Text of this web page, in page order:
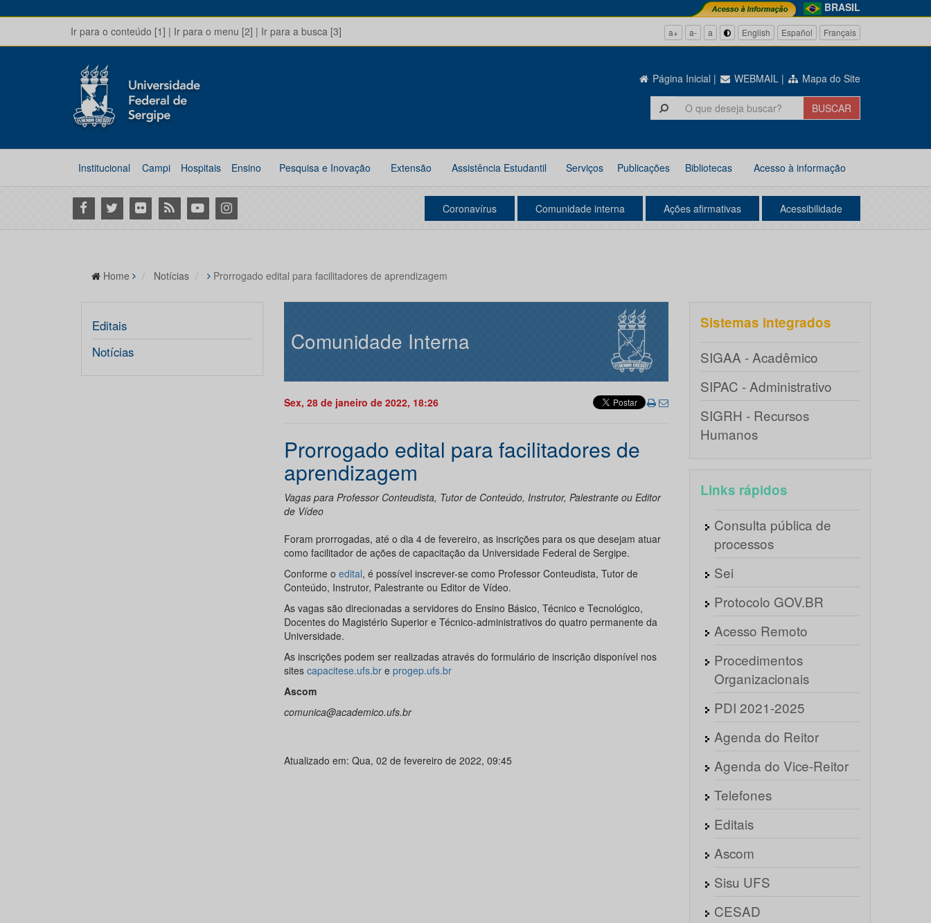
BRASIL
Ir para o conteúdo [1] | Ir para o menu [2] | Ir para a busca [3] a+ a- a English Español Français
Página Inicial | WEBMAIL | Mapa do Site
Institucional Campi Hospitais Ensino Pesquisa e Inovação Extensão Assistência Estudantil Serviços Publicações Bibliotecas Acesso à informação
Facebook
Twitter Flickr RSS YoutubeInstagram Coronavírus Comunidade interna Ações afirmativas Acessibilidade
Home Notícias Prorrogado edital para facilitadores de aprendizagem
Editais
Notícias
Comunidade Interna
Sex, 28 de janeiro de 2022, 18:26
Prorrogado edital para facilitadores de
aprendizagem
Vagas para Professor Conteudista, Tutor de Conteúdo, Instrutor, Palestrante ou Editor
de Vídeo
Foram prorrogadas, até o dia 4 de fevereiro, as inscrições para os que desejam atuar
como facilitador de ações de capacitação da Universidade Federal de Sergipe.
Conforme o edital, é possível inscrever-se como Professor Conteudista, Tutor de
Conteúdo, Instrutor, Palestrante ou Editor de Vídeo.
As vagas são direcionadas a servidores do Ensino Básico, Técnico e Tecnológico,
Docentes do Magistério Superior e Técnico-administrativos do quatro permanente da
Universidade.
As inscrições podem ser realizadas através do formulário de inscrição disponível nos
sites capacitese.ufs.bre progep.ufs.br
Ascom
comunica@academico.ufs.br
Atualizado em: Qua, 02 de fevereiro de 2022, 09:45
Sistemas integrados
SIGAA - Acadêmico
SIPAC - Administrativo
SIGRH - Recursos
Humanos
Links rápidos
Consulta pública de
processos
Sei
Protocolo GOV.BR
Acesso Remoto
Procedimentos
Organizacionais
PDI 2021-2025
Agenda do Reitor
Agenda do Vice-Reitor
Telefones
Editais
Ascom
Sisu UFS
CESAD